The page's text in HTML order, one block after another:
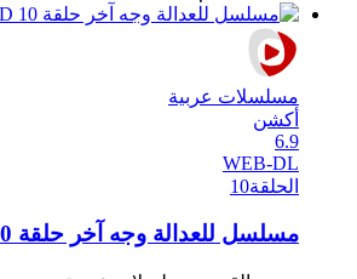
مسلسلات عربية
أكشن
6.9
WEB-DL
الحلقة10
مسلسل للعدالة وجه آخر حلقة 10 HD